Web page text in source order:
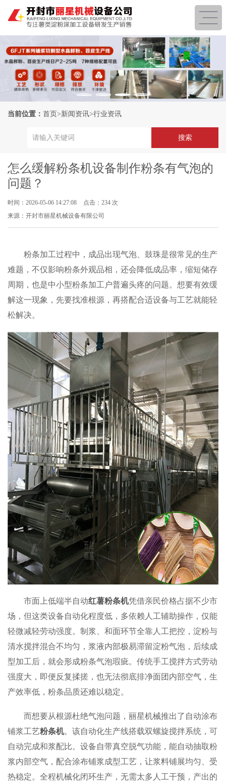
当前位置： 首页>新闻资讯>行业资讯
怎么缓解粉条机设备制作粉条有气泡的
问题？
时间：2026-05-06 14:27:08
点击：234 次
来源：开封市丽星机械设备有限公司
粉条加工过程中，成品出现气泡、鼓珠是很常见的生产
难题，不仅影响粉条外观品相，还会降低成品率，缩短储存
周期，也是中小型粉条加工户普遍头疼的问题。想要有效缓
解这一现象，先要找准根源，再搭配合适设备与工艺就能轻
松解决。
市面上低端半自动红薯粉条机凭借亲民价格占据不少市
场，但这类设备自动化程度低，多依赖人工辅助操作，仅能
轻微减轻劳动强度。制浆、和面环节全靠人工把控，淀粉与
清水搅拌混合不均匀，浆液内部极易滞留淀粉气泡，后续成
型加工后，就会形成粉条气泡瑕疵。传统手工搅拌方式劳动
强度大，即便反复揉搓，也无法彻底排净面团内部空气，生
产效率低，粉条品质还难以稳定。
而想要从根源杜绝气泡问题，丽星机械推出了自动涂布
铺浆工艺粉条机。该自动化生产线搭载双螺旋搅拌系统，可
自动完成和浆配比。设备自带真空脱气功能，能自动抽取粉
浆内部空气，配合涂布铺浆成型工艺，让浆料铺展均匀、受
热稳定。全程机械化闭环生产，无需太多人工干预，产出的